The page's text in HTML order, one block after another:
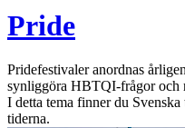
Pride
Pridefestivaler anordnas
synliggöra HBTQI-frågor och
I detta tema finner du
tiderna.